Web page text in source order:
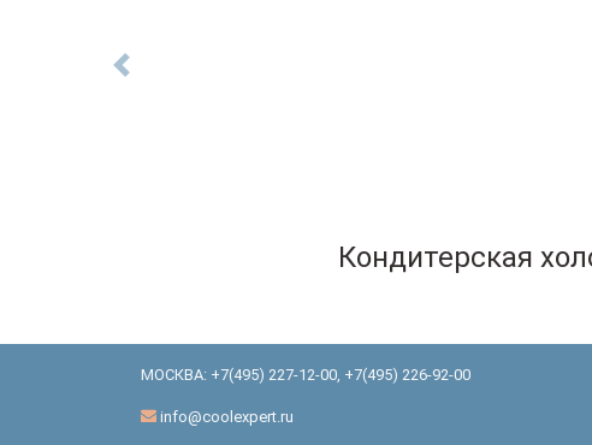
Кондитерская
Previous
МОСКВА: +7(495) 227-12-00, +7(495) 226-92-00
info@coolexpert.ru